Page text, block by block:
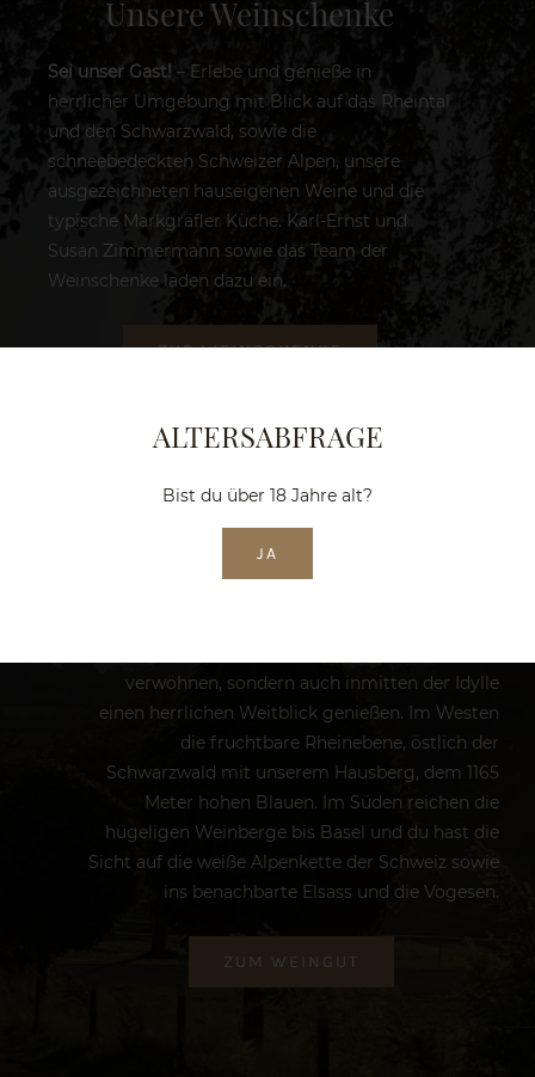
Unsere Weinschenke
Sei unser Gast! – Erlebe und genieße in
herrlicher Umgebung mit Blick auf das Rheintal
und den Schwarzwald, sowie die
schneebedeckten Schweizer Alpen, unsere
ausgezeichneten hauseigenen Weine und die
typische Markgräfler Küche. Karl-Ernst und
Susan Zimmermann sowie das Team der
Weinschenke laden dazu ein.
ZUR WEINSCHENKE
Die Kulisse, in der unser Weingut im
Markgräflerland liegt, ist einmalig. Auf dem
verwöhnen, sondern auch inmitten der Idylle
einen herrlichen Weitblick genießen. Im Westen
die fruchtbare Rheinebene, östlich der
Schwarzwald mit unserem Hausberg, dem 1165
Meter hohen Blauen. Im Süden reichen die
hügeligen Weinberge bis Basel und du hast die
Sicht auf die weiße Alpenkette der Schweiz sowie
ins benachbarte Elsass und die Vogesen.
ZUM WEINGUT
ALTERSABFRAGE
Bist du über 18 Jahre alt?
JA